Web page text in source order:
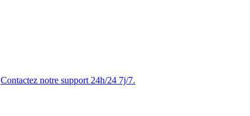
Contactez notre support 24h/24 7j/7.